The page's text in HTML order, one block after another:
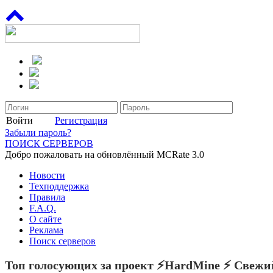
Войти
Регистрация
Забыли пароль?
ПОИСК СЕРВЕРОВ
Добро пожаловать на обновлённый MCRate 3.0
Новости
Техподдержка
Правила
F.A.Q.
О сайте
Реклама
Поиск серверов
Топ голосующих за проект ⚡HardMine ⚡